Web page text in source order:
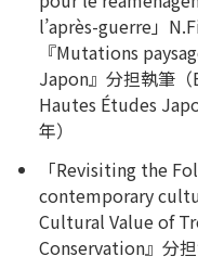
l’après-guerre」
『Mutations
Japon』分担執筆
Hautes Études
年）
「Revisiting the
contemporary
Cultural Value of
Conservation』分